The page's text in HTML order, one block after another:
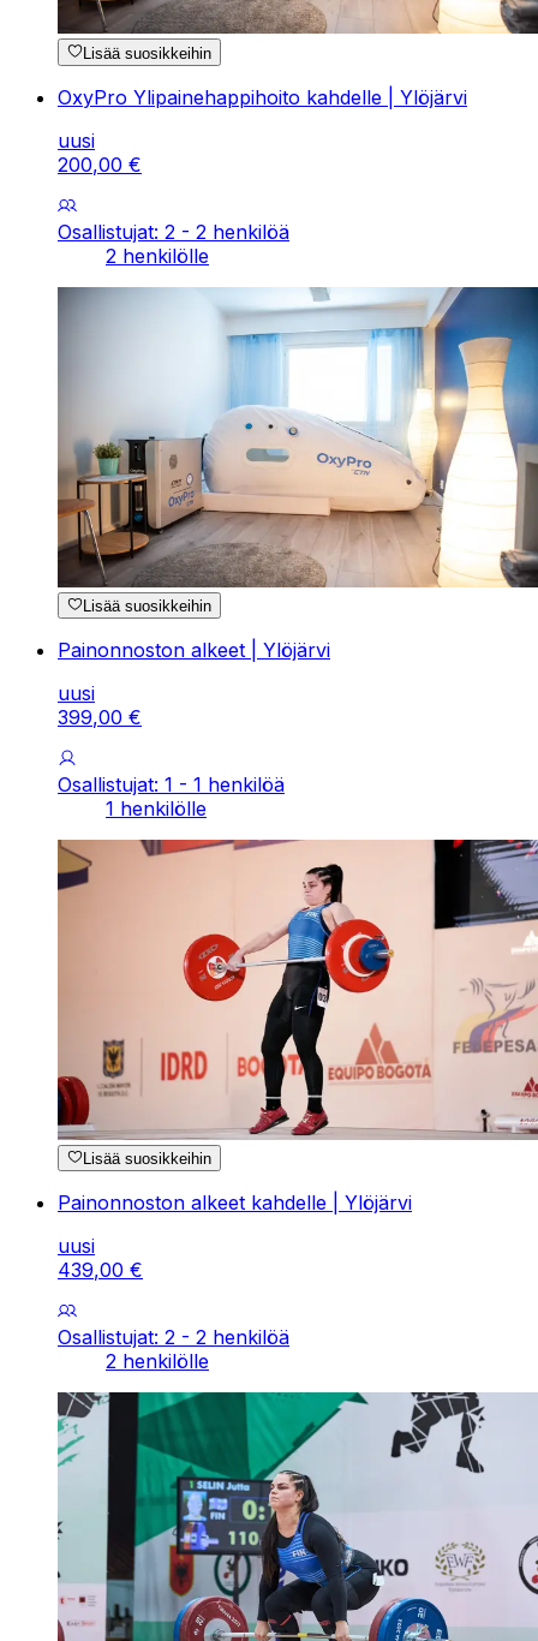
Lisää suosikkeihin
OxyPro Ylipainehappihoito kahdelle | Ylöjärvi
uusi
200,00 €
Osallistujat: 2 - 2 henkilöä
2 henkilölle
Lisää suosikkeihin
Painonnoston alkeet | Ylöjärvi
uusi
399,00 €
Osallistujat: 1 - 1 henkilöä
1 henkilölle
Lisää suosikkeihin
Painonnoston alkeet kahdelle | Ylöjärvi
uusi
439,00 €
Osallistujat: 2 - 2 henkilöä
2 henkilölle